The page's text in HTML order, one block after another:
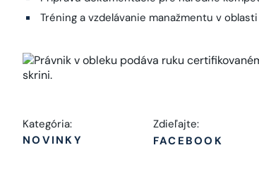
Tréning a vzdelávanie manažmentu v
Kategória:
NOVINKY
Zdieľajte:
FACEBOOK